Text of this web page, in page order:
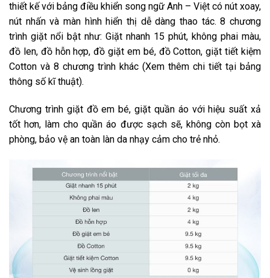
thiết kế với bảng điều khiển song ngữ Anh – Việt có nút xoay,
nút nhấn và màn hình hiển thị dễ dàng thao tác. 8 chương
trình giặt nổi bật như: Giặt nhanh 15 phút, không phai màu,
đồ len, đồ hỗn hợp, đồ giặt em bé, đồ Cotton, giặt tiết kiệm
Cotton và 8 chương trình khác (Xem thêm chi tiết tại bảng
thông số kĩ thuật).
Chương trình giặt đồ em bé, giặt quần áo với hiệu suất xả
tốt hơn, làm cho quần áo được sạch sẽ, không còn bọt xà
phòng, bảo vệ an toàn làn da nhạy cảm cho trẻ nhỏ.